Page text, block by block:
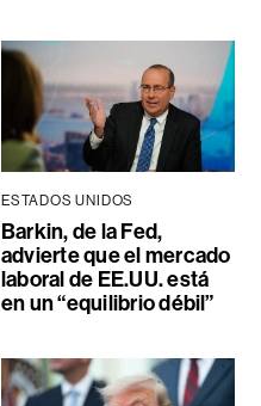
ESTADOS UNIDOS
Barkin, de la Fed,
advierte que el mercado
laboral de EE.UU. está
en un “equilibrio débil”